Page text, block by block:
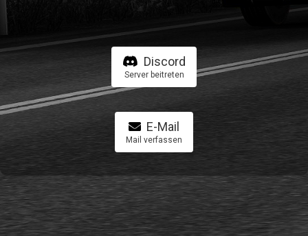
Discord
Server beitreten
E-Mail
Mail verfassen